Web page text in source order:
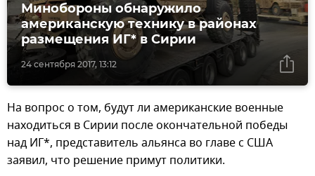
24 сентября 2017, 13:12
Минобороны обнаружило
американскую технику в районах
размещения ИГ* в Сирии
На вопрос о том, будут ли американские военные
находиться в Сирии после окончательной победы
над ИГ*, представитель альянса во главе с США
заявил, что решение примут политики.